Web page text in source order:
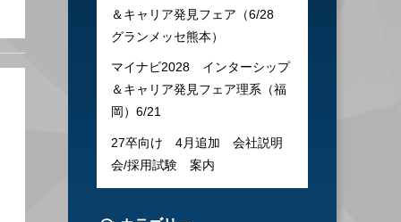
＆キャリア発見フェア（6/28
グランメッセ熊本）
マイナビ2028 インターシップ
＆キャリア発見フェア理系（福
岡）6/21
27卒向け 4月追加 会社説明
会/採用試験 案内